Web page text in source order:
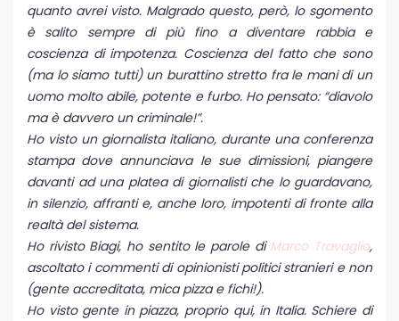
quanto avrei visto. Malgrado questo, però, lo sgomento
è salito sempre di più fino a diventare rabbia e
coscienza di impotenza. Coscienza del fatto che sono
(ma lo siamo tutti) un burattino stretto fra le mani di un
uomo molto abile, potente e furbo. Ho pensato: “diavolo
ma è davvero un criminale!”.
Ho visto un giornalista italiano, durante una conferenza
stampa dove annunciava le sue dimissioni, piangere
davanti ad una platea di giornalisti che lo guardavano,
in silenzio, affranti e, anche loro, impotenti di fronte alla
realtà del sistema.
Ho rivisto Biagi, ho sentito le parole di Marco Travaglio,
ascoltato i commenti di opinionisti politici stranieri e non
(gente accreditata, mica pizza e fichi!).
Ho visto gente in piazza, proprio qui, in Italia. Schiere di